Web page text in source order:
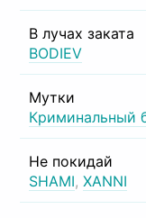
В лучах заката
BODIEV
Мутки
Криминальный
Не покидай
SHAMI, XANNI